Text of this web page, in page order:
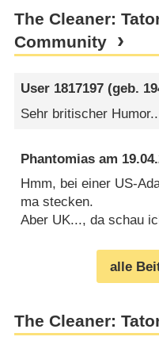
The Cleaner:
Community
User 1817197 (geb.
Sehr britischer
Phantomias am
Hmm, bei einer US-
ma stecken.
Aber UK..., da schau
alle
The Cleaner: